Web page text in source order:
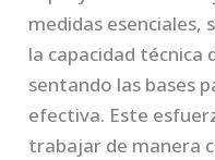
medidas
la capacidad técnica
sentando las bases
efectiva. Este
trabajar de manera